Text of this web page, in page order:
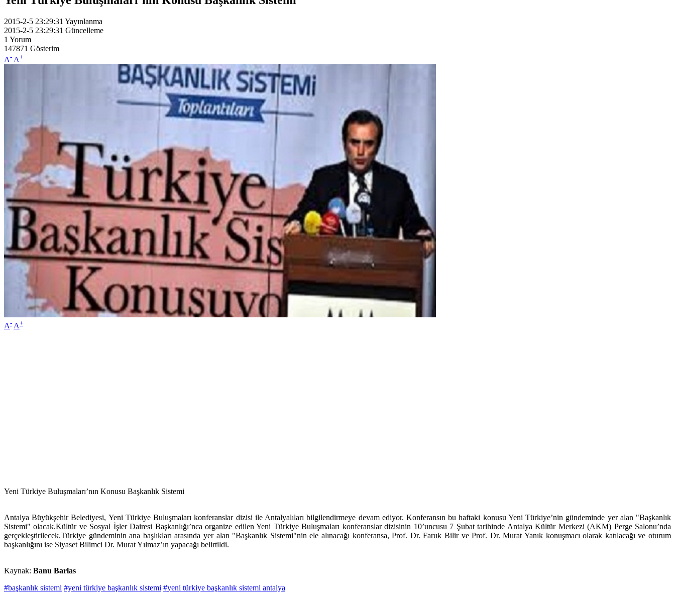
2015-2-5 23:29:31 Yayınlanma
2015-2-5 23:29:31 Güncelleme
1 Yorum
147871 Gösterim
A- A+
A- A+
Yeni Türkiye Buluşmaları’nın Konusu Başkanlık Sistemi
Antalya Büyükşehir Belediyesi, Yeni Türkiye Buluşmaları konferanslar dizisi ile Antalyalıları bilgilendirmeye devam ediyor. Konferansın bu haftaki konusu Yeni Türkiye’nin gündeminde yer alan "Başkanlık
Sistemi" olacak.Kültür ve Sosyal İşler Dairesi Başkanlığı’nca organize edilen Yeni Türkiye Buluşmaları konferanslar dizisinin 10’uncusu 7 Şubat tarihinde Antalya Kültür Merkezi (AKM) Perge Salonu’nda
gerçekleştirilecek.Türkiye gündeminin ana başlıkları arasında yer alan "Başkanlık Sistemi"nin ele alınacağı konferansa, Prof. Dr. Faruk Bilir ve Prof. Dr. Murat Yanık konuşmacı olarak katılacağı ve oturum
başkanlığını ise Siyaset Bilimci Dr. Murat Yılmaz’ın yapacağı belirtildi.
Kaynak: Banu Barlas
#başkanlık sistemi #yeni türkiye başkanlık sistemi #yeni türkiye başkanlık sistemi antalya